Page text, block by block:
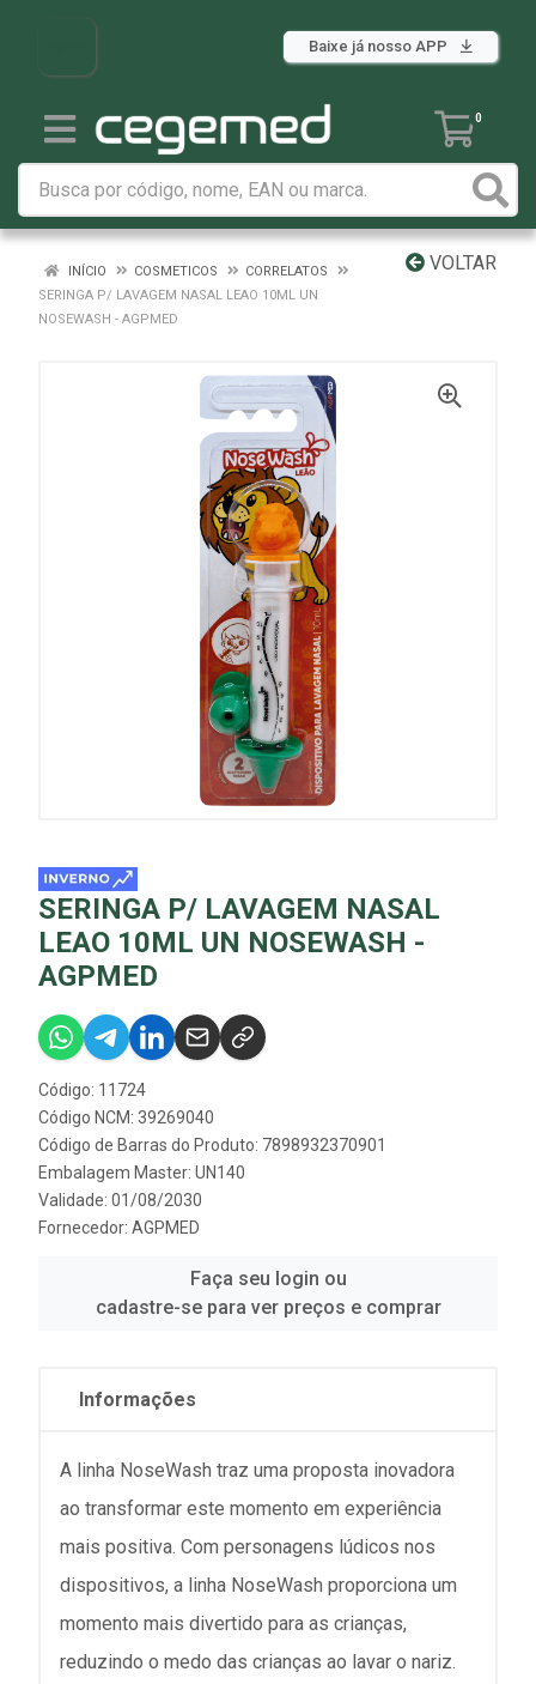
Baixe já nosso APP
0
VOLTAR
INÍCIO COSMETICOS
CORRELATOS
SERINGA P/ LAVAGEM NASAL LEAO 10ML UN
NOSEWASH - AGPMED
SERINGA P/ LAVAGEM NASAL
LEAO 10ML UN NOSEWASH -
AGPMED
Código: 11724
Código NCM: 39269040
Código de Barras do Produto: 7898932370901
Embalagem Master: UN140
Validade: 01/08/2030
Fornecedor: AGPMED
Faça seu login ou
cadastre-se para ver preços e comprar
Informações
A linha NoseWash traz uma proposta inovadora
ao transformar este momento em experiência
mais positiva. Com personagens lúdicos nos
dispositivos, a linha NoseWash proporciona um
momento mais divertido para as crianças,
reduzindo o medo das crianças ao lavar o nariz.